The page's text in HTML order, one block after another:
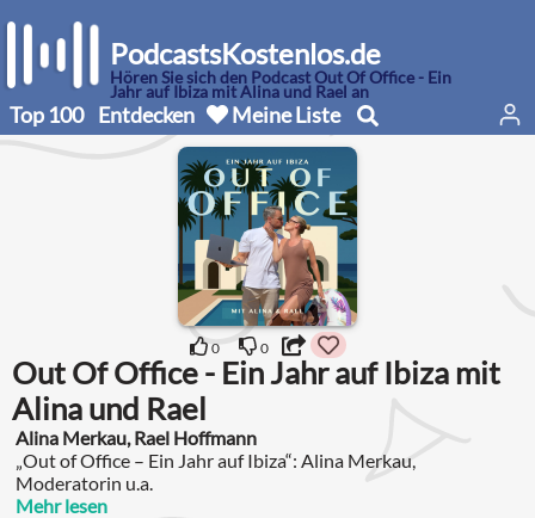
PodcastsKostenlos.de
Hören Sie sich den Podcast Out Of Office - Ein
Jahr auf Ibiza mit Alina und Rael an
Top 100 Entdecken Meine Liste
0 0
Out Of Office - Ein Jahr auf Ibiza mit
Alina und Rael
Alina Merkau, Rael Hoffmann
„Out of Office – Ein Jahr auf Ibiza“: Alina Merkau,
Moderatorin u.a.
Mehr lesen